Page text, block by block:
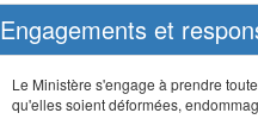
Engagements et
Le Ministère s'engage à prendre
qu'elles soient déformées,